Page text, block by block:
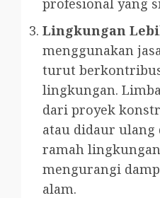
profesional yang
Lingkungan
menggunakan
turut
lingkungan.
dari proyek
atau didaur ulang
ramah
mengurangi
alam.